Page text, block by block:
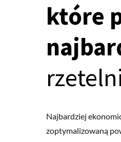
które
Najbardziej
zoptymalizowaną